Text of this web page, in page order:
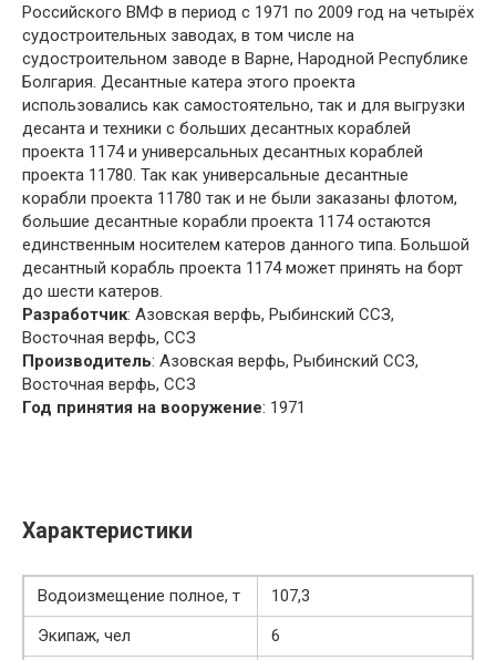
Российского ВМФ в период с 1971 по 2009 год на четырёх
судостроительных заводах, в том числе на
судостроительном заводе в Варне, Народной Республике
Болгария. Десантные катера этого проекта
использовались как самостоятельно, так и для выгрузки
десанта и техники с больших десантных кораблей
проекта 1174 и универсальных десантных кораблей
проекта 11780. Так как универсальные десантные
корабли проекта 11780 так и не были заказаны флотом,
большие десантные корабли проекта 1174 остаются
единственным носителем катеров данного типа. Большой
десантный корабль проекта 1174 может принять на борт
до шести катеров.
Разработчик: Азовская верфь, Рыбинский ССЗ,
Восточная верфь, ССЗ
Производитель: Азовская верфь, Рыбинский ССЗ,
Восточная верфь, ССЗ
Год принятия на вооружение: 1971
Характеристики
Водоизмещение полное, т
107,3
Экипаж, чел
6